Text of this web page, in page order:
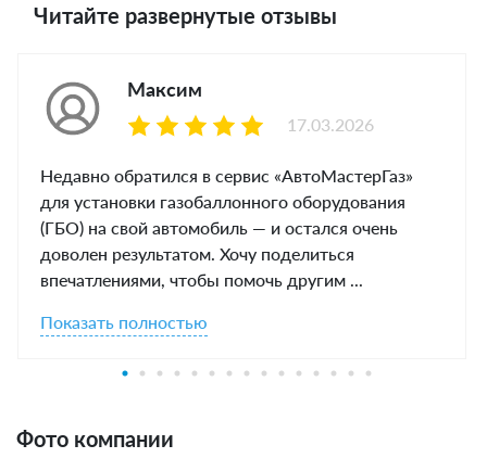
Читайте развернутые отзывы
Максим
Недавно обратился в сервис «АвтоМастерГаз»
для установки газобаллонного оборудования
(ГБО) на свой автомобиль — и остался очень
доволен результатом. Хочу поделиться
впечатлениями, чтобы помочь другим ...
Показать полностью
17.03.2026
Фото компании